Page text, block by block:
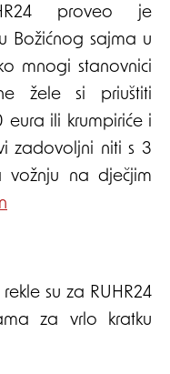
proveo je
Božićnog sajma u
mnogi stanovnici
žele si priuštiti
eura ili krumpiriće i
zadovoljni niti s 3
na dječjim
su za RUHR24
za vrlo kratku